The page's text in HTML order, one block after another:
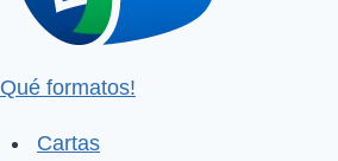
Qué formatos!
Cartas